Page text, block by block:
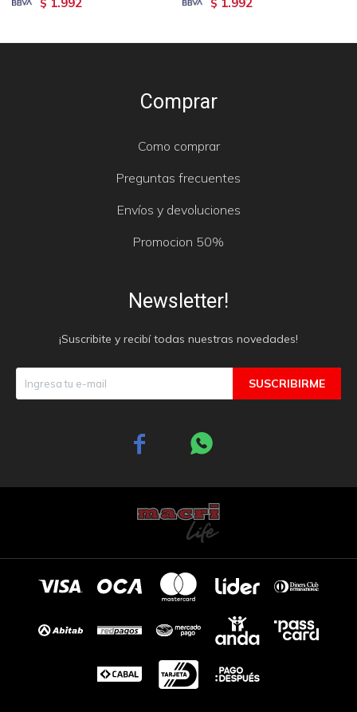
Comprar
Como comprar
Preguntas frecuentes
Envíos y devoluciones
Promocion 50%
Newsletter!
¡Suscribite y recibí todas nuestras novedades!
SUSCRIBIRME
 